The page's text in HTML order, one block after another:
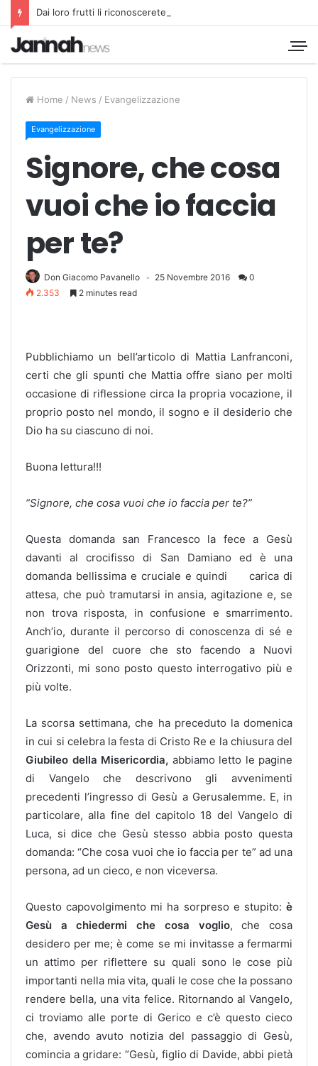
Dai loro frutti li riconoscerete
Home / News / Evangelizzazione
Evangelizzazione
Signore, che cosa
vuoi che io faccia
per te?
Don Giacomo Pavanello 25 Novembre 2016
0
2.353
2 minutes read
Pubblichiamo un bell’articolo di Mattia Lanfranconi,
certi che gli spunti che Mattia offre siano per molti
occasione di riflessione circa la propria vocazione, il
proprio posto nel mondo, il sogno e il desiderio che
Dio ha su ciascuno di noi.
Buona lettura!!!
“Signore, che cosa vuoi che io faccia per te?”
Questa domanda san Francesco la fece a Gesù
davanti al crocifisso di San Damiano ed è una
domanda bellissima e cruciale e quindi carica di
attesa, che può tramutarsi in ansia, agitazione e, se
non trova risposta, in confusione e smarrimento.
Anch’io, durante il percorso di conoscenza di sé e
guarigione del cuore che sto facendo a Nuovi
Orizzonti, mi sono posto questo interrogativo più e
più volte.
La scorsa settimana, che ha preceduto la domenica
in cui si celebra la festa di Cristo Re e la chiusura del
Giubileo della Misericordia, abbiamo letto le pagine
di Vangelo che descrivono gli avvenimenti
precedenti l’ingresso di Gesù a Gerusalemme. E, in
particolare, alla fine del capitolo 18 del Vangelo di
Luca, si dice che Gesù stesso abbia posto questa
domanda: “Che cosa vuoi che io faccia per te” ad una
persona, ad un cieco, e non viceversa.
Questo capovolgimento mi ha sorpreso e stupito: è
Gesù a chiedermi che cosa voglio, che cosa
desidero per me; è come se mi invitasse a fermarmi
un attimo per riflettere su quali sono le cose più
importanti nella mia vita, quali le cose che la possano
rendere bella, una vita felice. Ritornando al Vangelo,
ci troviamo alle porte di Gerico e c’è questo cieco
che, avendo avuto notizia del passaggio di Gesù,
comincia a gridare: “Gesù, figlio di Davide, abbi pietà